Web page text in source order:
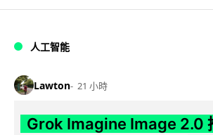
人工智能
Lawton 21 小時
Grok Imagine Image 2.0